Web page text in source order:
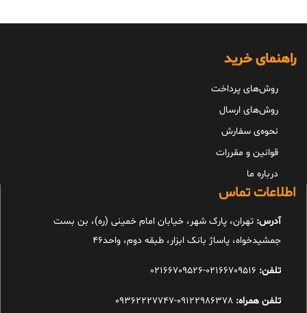
راهنمای خرید
روش‌های پرداخت
روش‌های ارسال
نحوه‌ی سفارش
قوانین و مقررات
درباره ما
اطلاعات تماس
آدرس: تهران، پارک شهر، خیابان امام خمینی (ره)، بن بست
جمشیدخواه، پاساژ بانک ابزار، طبقه دوم، واحد46
تلفن:
تلفن همراه: 09122986378-09362227747